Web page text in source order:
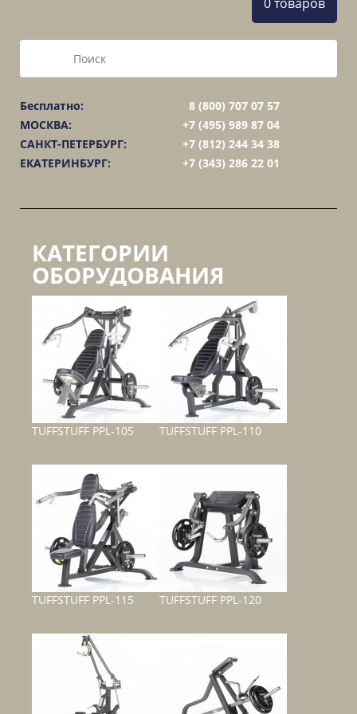
Бесплатно:
8 (800) 707 07 57
МОСКВА:
+7 (495) 989 87 04
САНКТ-ПЕТЕРБУРГ:
+7 (812) 244 34 38
ЕКАТЕРИНБУРГ:
+7 (343) 286 22 01
КАТЕГОРИИ
ОБОРУДОВАНИЯ
TUFFSTUFF PPL-105 TUFFSTUFF PPL-110
TUFFSTUFF PPL-115 TUFFSTUFF PPL-120